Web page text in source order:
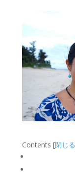
Contents [閉じる